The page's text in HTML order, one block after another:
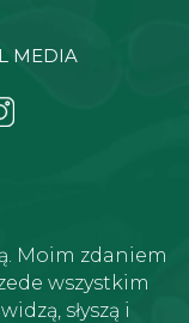
MEDIA
Moim zdaniem
wszystkim
słyszą i